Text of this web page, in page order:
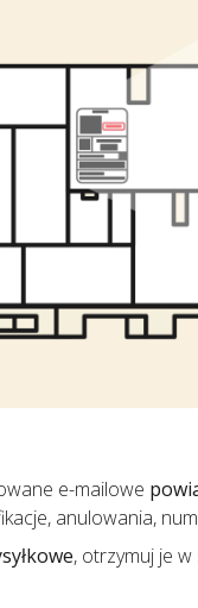
e-mailowe
anulowania,
, otrzymuj je